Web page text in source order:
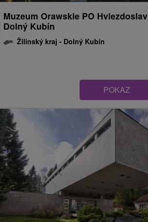
Muzeum Orawskie PO Hviezdoslav
Dolný Kubín
Žilinský kraj - Dolný Kubín
POKAZ